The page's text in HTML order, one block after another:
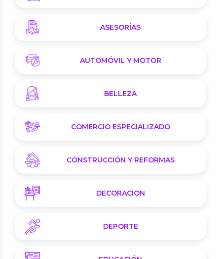
ASESORÍAS
AUTOMÓVIL Y MOTOR
BELLEZA
COMERCIO ESPECIALIZADO
CONSTRUCCIÓN Y REFORMAS
DECORACION
DEPORTE